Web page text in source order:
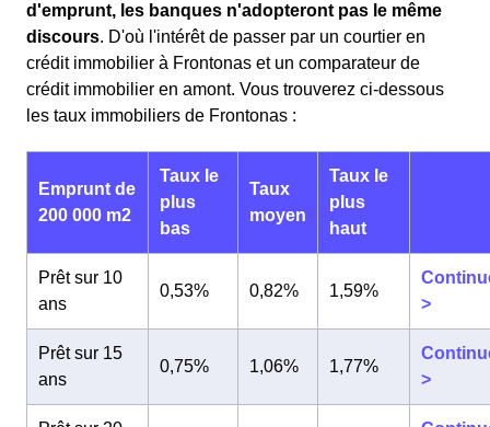
d'emprunt, les banques n'adopteront pas le même
discours. D'où l'intérêt de passer par un courtier en
crédit immobilier à Frontonas et un comparateur de
crédit immobilier en amont. Vous trouverez ci-dessous
les taux immobiliers de Frontonas :
Emprunt de
200 000 m2
Taux le
plus
bas
Taux
moyen
Taux le
plus
haut
Prêt sur 10
ans
0,53% 0,82% 1,59%
>
Prêt sur 15
ans
0,75% 1,06% 1,77%
>